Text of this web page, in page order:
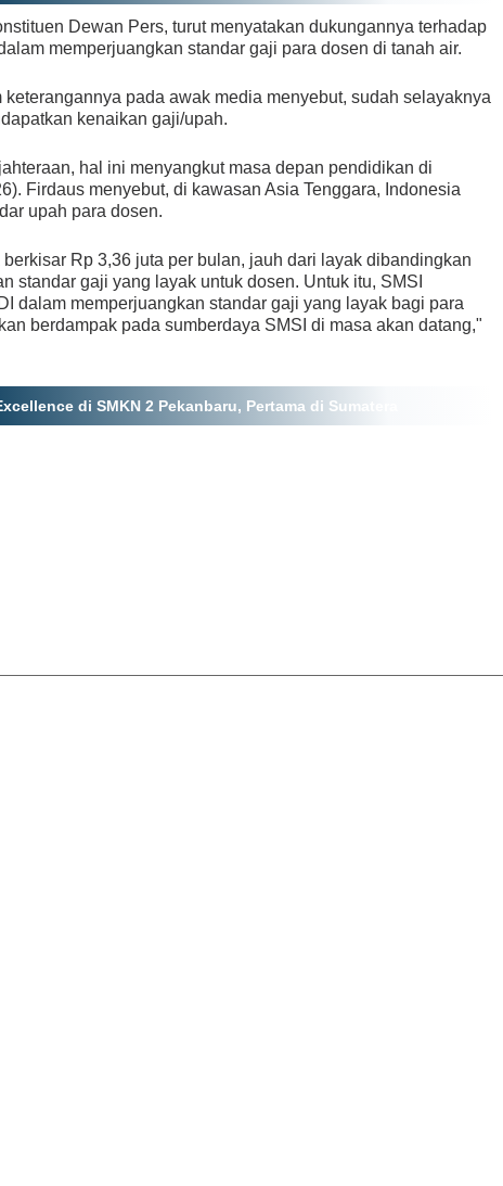
Dewan Pers, turut menyatakan dukungannya terhadap
memperjuangkan standar gaji para dosen di tanah air.
pada awak media menyebut, sudah selayaknya
kenaikan gaji/upah.
hal ini menyangkut masa depan pendidikan di
Firdaus menyebut, di kawasan Asia Tenggara, Indonesia
upah para dosen.
Rp 3,36 juta per bulan, jauh dari layak dibandingkan
standar gaji yang layak untuk dosen. Untuk itu, SMSI
dalam memperjuangkan standar gaji yang layak bagi para
berdampak pada sumberdaya SMSI di masa akan datang,"
di SMKN 2 Pekanbaru, Pertama di Sumatera